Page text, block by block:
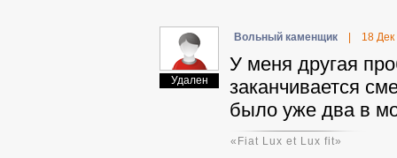
Удален
Вольный каменщик 18
У меня другая
заканчивается
было уже два в
«Fiat Lux et Lux fit»